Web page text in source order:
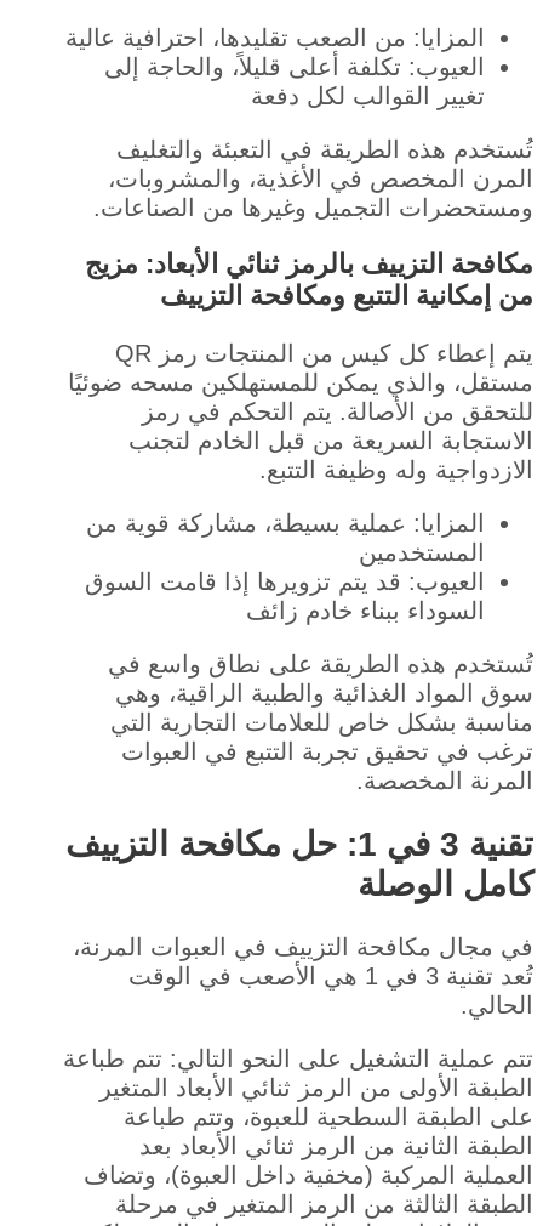
المزايا: من الصعب تقليدها، احترافية عالية
العيوب: تكلفة أعلى قليلاً، والحاجة إلى
تغيير القوالب لكل دفعة
تُستخدم هذه الطريقة في التعبئة والتغليف
المرن المخصص في الأغذية، والمشروبات،
ومستحضرات التجميل وغيرها من الصناعات.
مكافحة التزييف بالرمز ثنائي الأبعاد: مزيج
من إمكانية التتبع ومكافحة التزييف
يتم إعطاء كل كيس من المنتجات رمز QR
مستقل، والذي يمكن للمستهلكين مسحه ضوئيًا
للتحقق من الأصالة. يتم التحكم في رمز
الاستجابة السريعة من قبل الخادم لتجنب
الازدواجية وله وظيفة التتبع.
المزايا: عملية بسيطة، مشاركة قوية من
المستخدمين
العيوب: قد يتم تزويرها إذا قامت السوق
السوداء ببناء خادم زائف
تُستخدم هذه الطريقة على نطاق واسع في
سوق المواد الغذائية والطبية الراقية، وهي
مناسبة بشكل خاص للعلامات التجارية التي
ترغب في تحقيق تجربة التتبع في العبوات
المرنة المخصصة.
تقنية 3 في 1: حل مكافحة التزييف
كامل الوصلة
في مجال مكافحة التزييف في العبوات المرنة،
تُعد تقنية 3 في 1 هي الأصعب في الوقت
الحالي.
تتم عملية التشغيل على النحو التالي: تتم طباعة
الطبقة الأولى من الرمز ثنائي الأبعاد المتغير
على الطبقة السطحية للعبوة، وتتم طباعة
الطبقة الثانية من الرمز ثنائي الأبعاد بعد
العملية المركبة (مخفية داخل العبوة)، وتضاف
الطبقة الثالثة من الرمز المتغير في مرحلة